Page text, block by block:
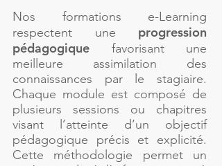
Nos formations e-Learning
respectent une progression
pédagogique favorisant une
meilleure assimilation des
connaissances par le stagiaire.
Chaque module est composé de
plusieurs sessions ou chapitres
visant l’atteinte d’un objectif
pédagogique précis et explicité.
Cette méthodologie permet un